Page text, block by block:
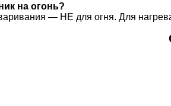
на огонь?
— НЕ для огня. Для